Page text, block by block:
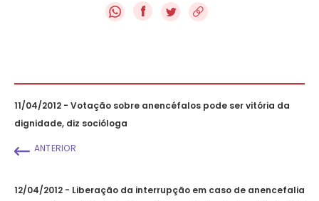
f
11/04/2012 - Votação sobre anencéfalos pode ser vitória da
dignidade, diz socióloga
ANTERIOR
12/04/2012 - Liberação da interrupção em caso de anencefalia